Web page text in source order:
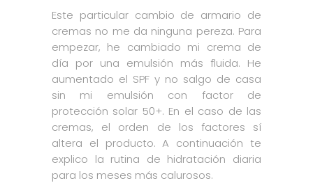
Este particular cambio de armario de
cremas no me da ninguna pereza. Para
empezar, he cambiado mi crema de
día por una emulsión más fluida. He
aumentado el SPF y no salgo de casa
sin mi emulsión con factor de
protección solar 50+. En el caso de las
cremas, el orden de los factores sí
altera el producto. A continuación te
explico la rutina de hidratación diaria
para los meses más calurosos.